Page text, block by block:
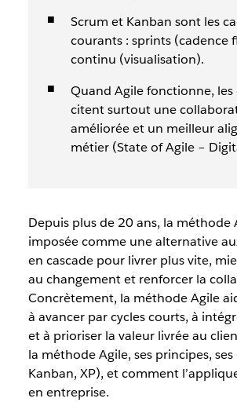
Scrum et Kanban sont les
courants : sprints (cadence
continu (visualisation).
Quand Agile fonctionne, les
citent surtout une
améliorée et un meilleur
métier (State of Agile –
Depuis plus de 20 ans, la méthode
imposée comme une alternative
en cascade pour livrer plus vite,
au changement et renforcer la
Concrètement, la méthode Agile
à avancer par cycles courts, à
et à prioriser la valeur livrée au
la méthode Agile, ses principes,
Kanban, XP), et comment
en entreprise.